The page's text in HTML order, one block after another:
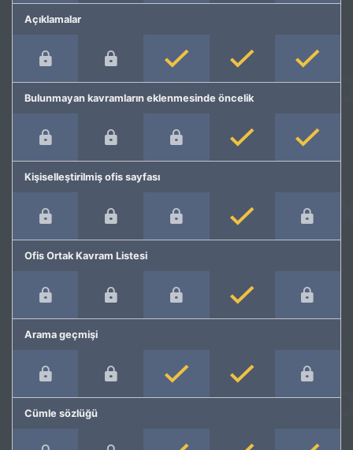
Açıklamalar
Bulunmayan kavramların eklenmesinde öncelik
Kişiselleştirilmiş ofis sayfası
Ofis Ortak Kavram Listesi
Arama geçmişi
Cümle sözlüğü